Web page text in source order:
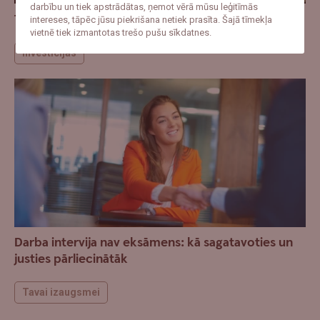
Tallink – Romantika Vidusjūrā
Investīcijas
Darba intervija nav eksāmens: kā sagatavoties un
justies pārliecinātāk
Tavai izaugsmei
darbību un tiek apstrādātas, ņemot vērā mūsu leģitīmās
intereses, tāpēc jūsu piekrišana netiek prasīta. Šajā tīmekļa
vietnē tiek izmantotas trešo pušu sīkdatnes.